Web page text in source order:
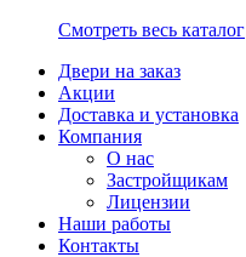
Смотреть весь каталог
Двери на заказ
Акции
Доставка и установка
Компания
О нас
Застройщикам
Лицензии
Наши работы
Контакты